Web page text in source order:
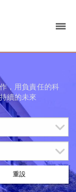
，用負責任的科
續的未來
重設